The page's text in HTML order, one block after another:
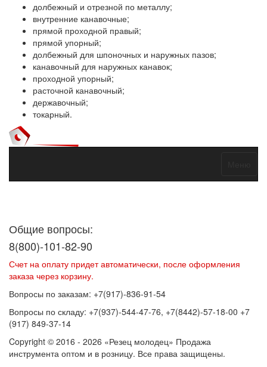
долбежный и отрезной по металлу;
внутренние канавочные;
прямой проходной правый;
прямой упорный;
долбежный для шпоночных и наружных пазов;
канавочный для наружных канавок;
проходной упорный;
расточной канавочный;
державочный;
токарный.
Общие вопросы:
8(800)-101-82-90
Счет на оплату придет автоматически, после оформления
заказа через корзину.
Вопросы по заказам: +7(917)-836-91-54
Вопросы по складу: +7(937)-544-47-76, +7(8442)-57-18-00 +7
(917) 849-37-14
Copyright © 2016 - 2026 «Резец молодец» Продажа
инструмента оптом и в розницу. Все права защищены.